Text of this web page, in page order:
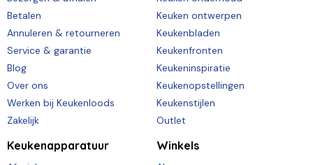
Betalen
Annuleren & retourneren
Service & garantie
Blog
Over ons
Werken bij Keukenloods
Zakelijk
Keuken ontwerpen
Keukenbladen
Keukenfronten
Keukeninspiratie
Keukenopstellingen
Keukenstijlen
Outlet
Keukenapparatuur Winkels